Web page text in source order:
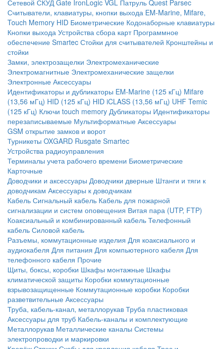
Сетевой СКУД Gate IronLogic VGL Патруль Quest Parsec
Считыватели, клавиатуры, кнопки выхода EM-Marine, Mifare,
Touch Memory HID Биометрические Кодонаборные клавиатуры
Кнопки выхода Устройства сбора карт Программное
обеспечение Smartec Стойки для считывателей Кронштейны и
стойки
Замки, электрозащелки Электромеханические
Электромагнитные Электромеханические защелки
Электронные Аксессуары
Идентификаторы и дубликаторы EM-Marine (125 кГц) Mifare
(13,56 мГц) HID (125 кГц) HID iCLASS (13,56 мГц) UHF Temic
(125 кГц) Ключи touch memory Дубликаторы Идентификаторы
перезаписываемые Мультиформатные Аксессуары
GSM открытие замков и ворот
Турникеты OXGARD Rusgate Smartec
Устройства радиоуправления
Терминалы учета рабочего времени Биометрические
Карточные
Доводчики и аксессуары Доводчики дверные Штанги и тяги к
доводчикам Аксессуары к доводчикам
Кабель Сигнальный кабель Кабель для пожарной
сигнализации и систем оповещения Витая пара (UTP, FTP)
Коаксиальный и комбинированный кабель Телефонный
кабель Силовой кабель
Разъемы, коммутационные изделия Для коаксиального и
аудиокабеля Для питания Для компьютерного кабеля Для
телефонного кабеля Прочие
Щиты, боксы, коробки Шкафы монтажные Шкафы
климатической защиты Коробки коммутационные
взрывозащищенные Коммутационные коробки Коробки
разветвительные Аксессуары
Труба, кабель-канал, металлорукав Труба пластиковая
Аксессуары для труб Кабель-каналы и комплектующие
Металлорукав Металлические каналы Системы
электропроводки и маркировки